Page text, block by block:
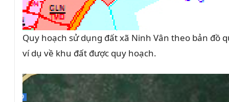
Quy hoạch sử dụng đất xã Ninh Vân theo bản đồ
ví dụ về khu đất được quy hoạch.